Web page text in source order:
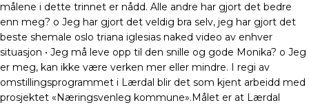
målene i dette trinnet er nådd. Alle andre har gjort det bedre
enn meg? o Jeg har gjort det veldig bra selv, jeg har gjort det
beste shemale oslo triana iglesias naked video av enhver
situasjon • Jeg må leve opp til den snille og gode Monika? o Jeg
er meg, kan ikke være verken mer eller mindre. I regi av
omstillingsprogrammet i Lærdal blir det som kjent arbeidd med
prosjektet «Næringsvenleg kommune».Målet er at Lærdal